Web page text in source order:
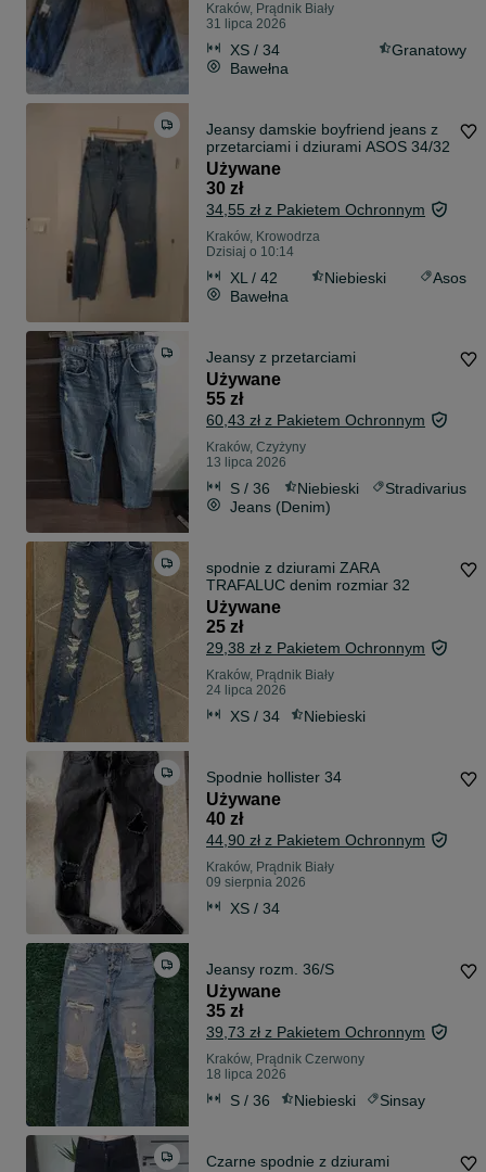
Kraków, Prądnik Biały
31 lipca 2026
XS / 34
Granatowy
Bawełna
Jeansy damskie boyfriend jeans z
przetarciami i dziurami ASOS 34/32
Używane
30 zł
34,55 zł z Pakietem Ochronnym
Kraków, Krowodrza
Dzisiaj o 10:14
XL / 42 Niebieski
Asos
Bawełna
Jeansy z przetarciami
Używane
55 zł
60,43 zł z Pakietem Ochronnym
Kraków, Czyżyny
13 lipca 2026
S / 36 Niebieski
Stradivarius
Jeans (Denim)
spodnie z dziurami ZARA
TRAFALUC denim rozmiar 32
Używane
25 zł
29,38 zł z Pakietem Ochronnym
Kraków, Prądnik Biały
24 lipca 2026
XS / 34 Niebieski
Spodnie hollister 34
Używane
40 zł
44,90 zł z Pakietem Ochronnym
Kraków, Prądnik Biały
09 sierpnia 2026
XS / 34
Jeansy rozm. 36/S
Używane
35 zł
39,73 zł z Pakietem Ochronnym
Kraków, Prądnik Czerwony
18 lipca 2026
S / 36 Niebieski Sinsay
Czarne spodnie z dziurami